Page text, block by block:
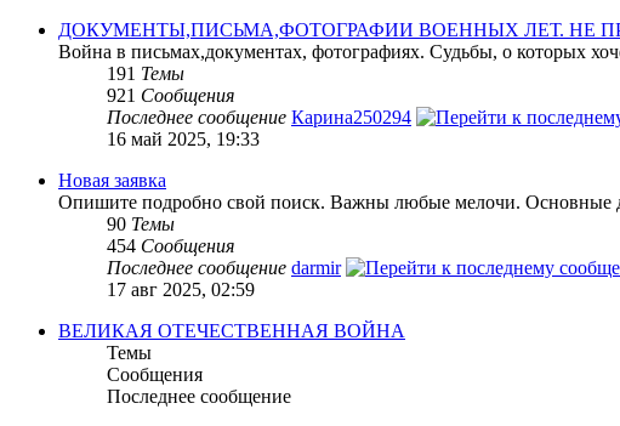
ДОКУМЕНТЫ,ПИСЬМА,ФОТОГРАФИИ ВОЕННЫХ ЛЕТ. НЕ
Война в письмах,документах, фотографиях. Судьбы, о которых
191 Темы
921 Сообщения
Последнее сообщение Карина250294
16 май 2025, 19:33
Новая заявка
Опишите подробно свой поиск. Важны любые мелочи. Основные
90 Темы
454 Сообщения
Последнее сообщение darmir
17 авг 2025, 02:59
ВЕЛИКАЯ ОТЕЧЕСТВЕННАЯ ВОЙНА
Темы
Сообщения
Последнее сообщение